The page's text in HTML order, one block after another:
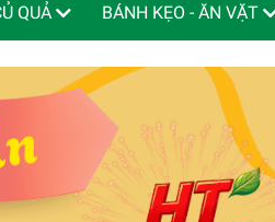
QUẢ BÁNH KẸO - ĂN VẶT